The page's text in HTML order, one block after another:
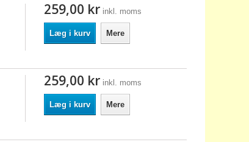
259,00 kr inkl. moms
Læg i kurv Mere
259,00 kr inkl. moms
Læg i kurv Mere